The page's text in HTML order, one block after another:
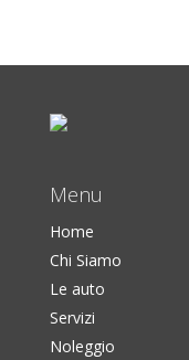
Menu
Home
Chi Siamo
Le auto
Servizi
Noleggio